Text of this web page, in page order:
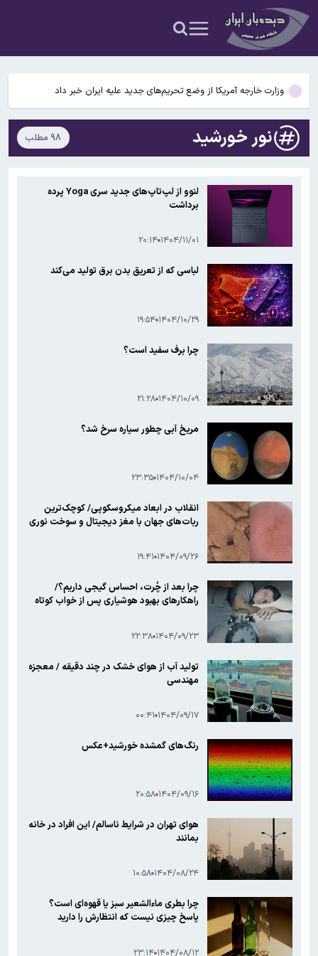
جزئیات جدید از انتقال نجومی گزینه پرسپولیس به نساجی
پاسخ منفی پورعلی‌گنجی به پیشنهاد منصوریان/مدافع پرسپولیس لژیونر
می‌شود
وزارت خارجه آمریکا از وضع تحریم‌های جدید علیه ایران خبر داد
محدودیت تردد در آزادراه تهران کرج قزوین تا ۲۰ شهریور/ جزئیات
تکثیر کننده غیرمجاز عکس خوانندگان تحت تعقیب قرار گرفت
جزئیات جدید از انتقال نجومی گزینه پرسپولیس به نساجی
پاسخ منفی پورعلی‌گنجی به پیشنهاد منصوریان/مدافع پرسپولیس لژیونر
نور خورشید ۹۸ مطلب
لنوو از لپ‌تاپ‌های جدید سری Yoga پرده
برداشت
۱۴۰۴/۱۱/۰۱ ۲۰:۱۴
لباسی که از تعریق بدن برق تولید می‌کند
۱۴۰۴/۱۰/۲۹ ۱۹:۵۴
چرا برف سفید است؟
۱۴۰۴/۱۰/۰۹ ۲۱:۲۸
مریخ آبی چطور سیاره سرخ شد؟
۱۴۰۴/۱۰/۰۴ ۲۳:۳۵
انقلاب در ابعاد میکروسکوپی/ کوچک‌ترین
ربات‌های جهان با مغز دیجیتال و سوخت نوری
۱۴۰۴/۰۹/۲۶ ۱۹:۴۱
چرا بعد از چُرت، احساس گیجی داریم؟/
راهکارهای بهبود هوشیاری پس از خواب کوتاه
۱۴۰۴/۰۹/۲۳ ۲۲:۳۸
تولید آب از هوای خشک در چند دقیقه / معجزه
مهندسی
۱۴۰۴/۰۹/۱۷ ۰۰:۴۱
رنگ‌های گمشده خورشید+عکس
۱۴۰۴/۰۹/۱۶ ۲۰:۵۸
هوای تهران در شرایط ناسالم/ این افراد در خانه
بمانند
۱۴۰۴/۰۸/۲۴ ۱۰:۵۸
چرا بطری‌ ماءالشعیر سبز یا قهوه‌ای است؟
۱۴۰۴/۰۸/۱۲ ۲۳:۱۴